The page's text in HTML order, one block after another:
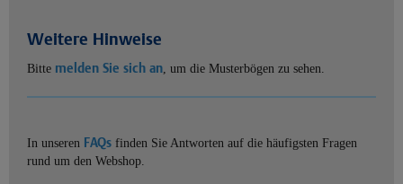
Weitere Hinweise
Bitte melden Sie sich an, um die Musterbögen zu sehen.
In unseren FAQs finden Sie Antworten auf die häufigsten Fragen
rund um den Webshop.